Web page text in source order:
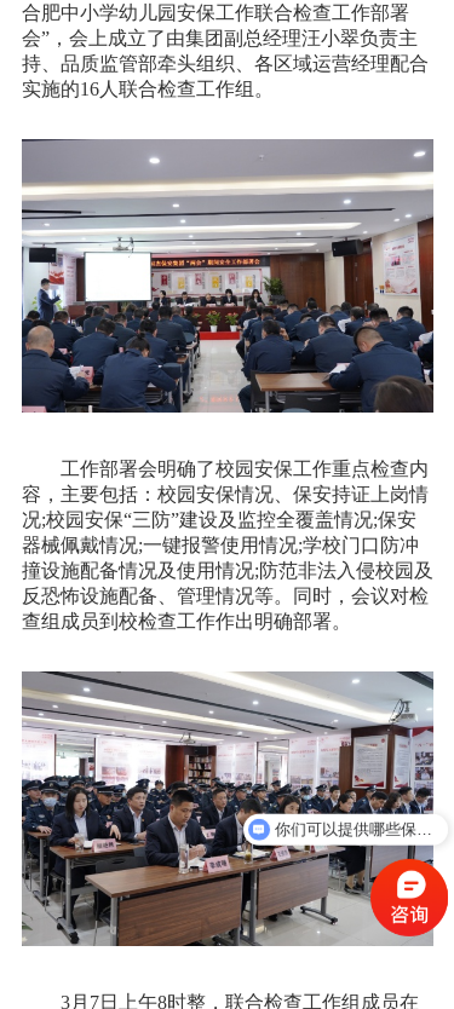
合肥中小学幼儿园安保工作联合检查工作部署
会”，会上成立了由集团副总经理汪小翠负责主
持、品质监管部牵头组织、各区域运营经理配合
实施的16人联合检查工作组。
工作部署会明确了校园安保工作重点检查内
容，主要包括：校园安保情况、保安持证上岗情
况;校园安保“三防”建设及监控全覆盖情况;保安
器械佩戴情况;一键报警使用情况;学校门口防冲
撞设施配备情况及使用情况;防范非法入侵校园及
反恐怖设施配备、管理情况等。同时，会议对检
查组成员到校检查工作作出明确部署。
3月7日上午8时整，联合检查工作组成员在